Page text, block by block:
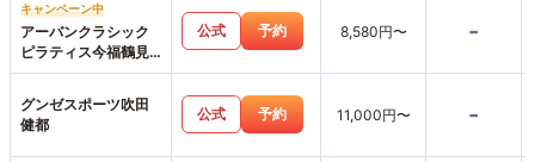
キャンペーン中
アーバンクラシック
ピラティス今福鶴見
店
公式 予約 8,580円〜 -
グンゼスポーツ吹田
健都
公式 予約 11,000円〜 -